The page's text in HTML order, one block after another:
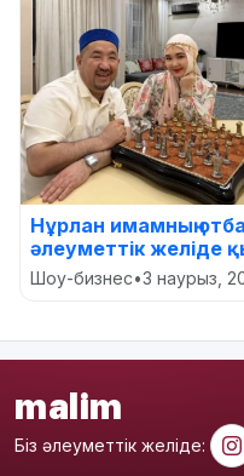
Нұрлан имамның
әлеуметтік желіде
Шоу-бизнес•3 наурыз,
malim
Біз әлеуметтік желіде: